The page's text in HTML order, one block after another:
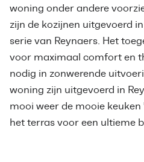
woning onder andere
zijn de kozijnen uitgevoerd
serie van Reynaers. Het
voor maximaal comfort en
nodig in zonwerende
woning zijn uitgevoerd in
mooi weer de mooie
het terras voor een ultieme